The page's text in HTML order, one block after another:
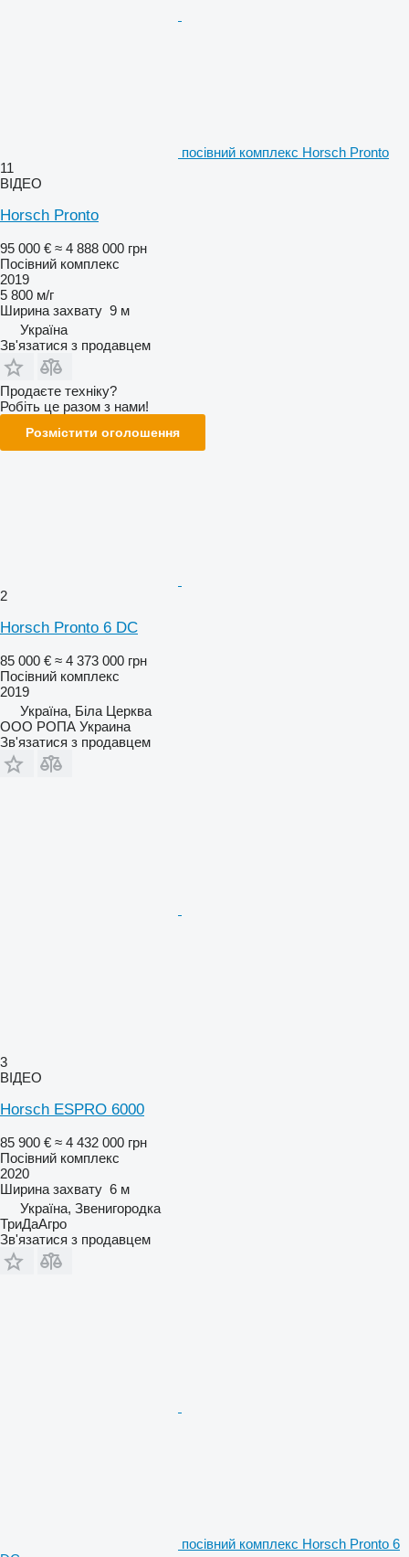
посівний комплекс Horsch Pronto
11
ВІДЕО
Horsch Pronto
95 000 € ≈ 4 888 000 грн
Посівний комплекс
2019
5 800 м/г
Ширина захвату 9 м
Україна
Зв'язатися з продавцем
Продаєте техніку?
Робіть це разом з нами!
Розмістити оголошення
2
Horsch Pronto 6 DC
85 000 € ≈ 4 373 000 грн
Посівний комплекс
2019
Україна, Біла Церква
ООО РОПА Украина
Зв'язатися з продавцем
3
ВІДЕО
Horsch ESPRO 6000
85 900 € ≈ 4 432 000 грн
Посівний комплекс
2020
Ширина захвату 6 м
Україна, Звенигородка
ТриДаАгро
Зв'язатися з продавцем
посівний комплекс Horsch Pronto 6